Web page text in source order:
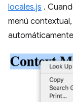
locales.js .
menú